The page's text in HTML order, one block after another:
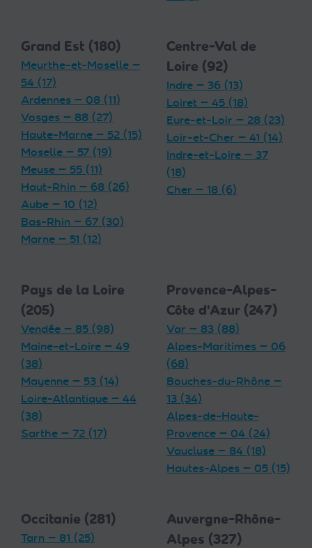
Grand Est (180)
Meurthe-et-Moselle —
54 (17)
Ardennes — 08 (11)
Vosges — 88 (27)
Haute-Marne — 52 (15)
Moselle — 57 (19)
Meuse — 55 (11)
Haut-Rhin — 68 (26)
Aube — 10 (12)
Bas-Rhin — 67 (30)
Marne — 51 (12)
Centre-Val de
Loire (92)
Indre — 36 (13)
Loiret — 45 (18)
Eure-et-Loir — 28 (23)
Loir-et-Cher — 41 (14)
Indre-et-Loire — 37
(18)
Cher — 18 (6)
Pays de la Loire
(205)
Vendée — 85 (98)
Maine-et-Loire — 49
(38)
Mayenne — 53 (14)
Loire-Atlantique — 44
(38)
Sarthe — 72 (17)
Provence-Alpes-
Côte d'Azur (247)
Var — 83 (88)
Alpes-Maritimes — 06
(68)
Bouches-du-Rhône —
13 (34)
Alpes-de-Haute-
Provence — 04 (24)
Vaucluse — 84 (18)
Hautes-Alpes — 05 (15)
Occitanie (281)
Tarn — 81 (25)
Auvergne-Rhône-
Alpes (327)